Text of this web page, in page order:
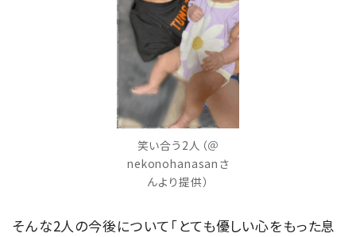
笑い合う2人（＠
nekonohanasanさ
んより提供）
そんな2人の今後について「とても優しい心をもった息